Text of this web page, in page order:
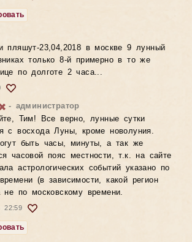
пляшут-23,04,2018 в москве 9 лунный
только 8-й примерно в то же
по долготе 2 часа...
- администратор
Тим! Все верно, лунные сутки
с восхода Луны, кроме новолуния.
быть часы, минуты, а так же
часовой пояс местности, т.к. на сайте
астрологических событий указано по
(в зависимости, какой регион
не по московскому времени.
22:59